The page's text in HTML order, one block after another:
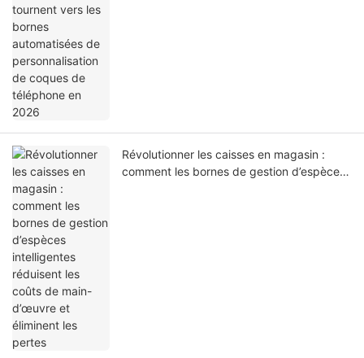
Révolutionner les caisses en magasin :
comment les bornes de gestion d’espèces